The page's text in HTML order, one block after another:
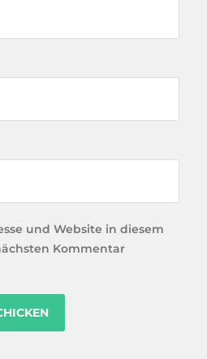
und Website in diesem
Kommentar